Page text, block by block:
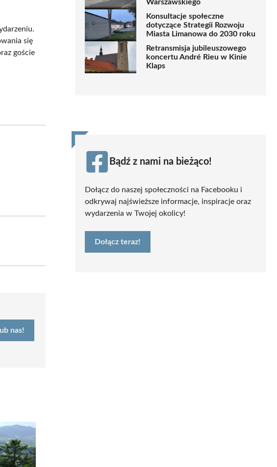
się
goście
nas!
Warszawskiego
Konsultacje społeczne
dotyczące Strategii Rozwoju
Miasta Limanowa do 2030 roku
Retransmisja jubileuszowego
koncertu André Rieu w Kinie
Klaps
Bądź z nami na bieżąco!
Dołącz do naszej społeczności na Facebooku i
odkrywaj najświeższe informacje, inspiracje oraz
wydarzenia w Twojej okolicy!
Dołącz teraz!